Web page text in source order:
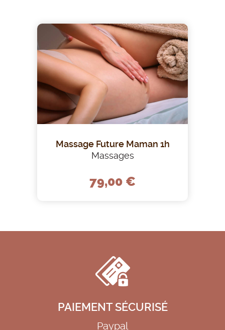
Massage Future Maman 1h
Massages
79,00 €
PAIEMENT SÉCURISÉ
Paypal